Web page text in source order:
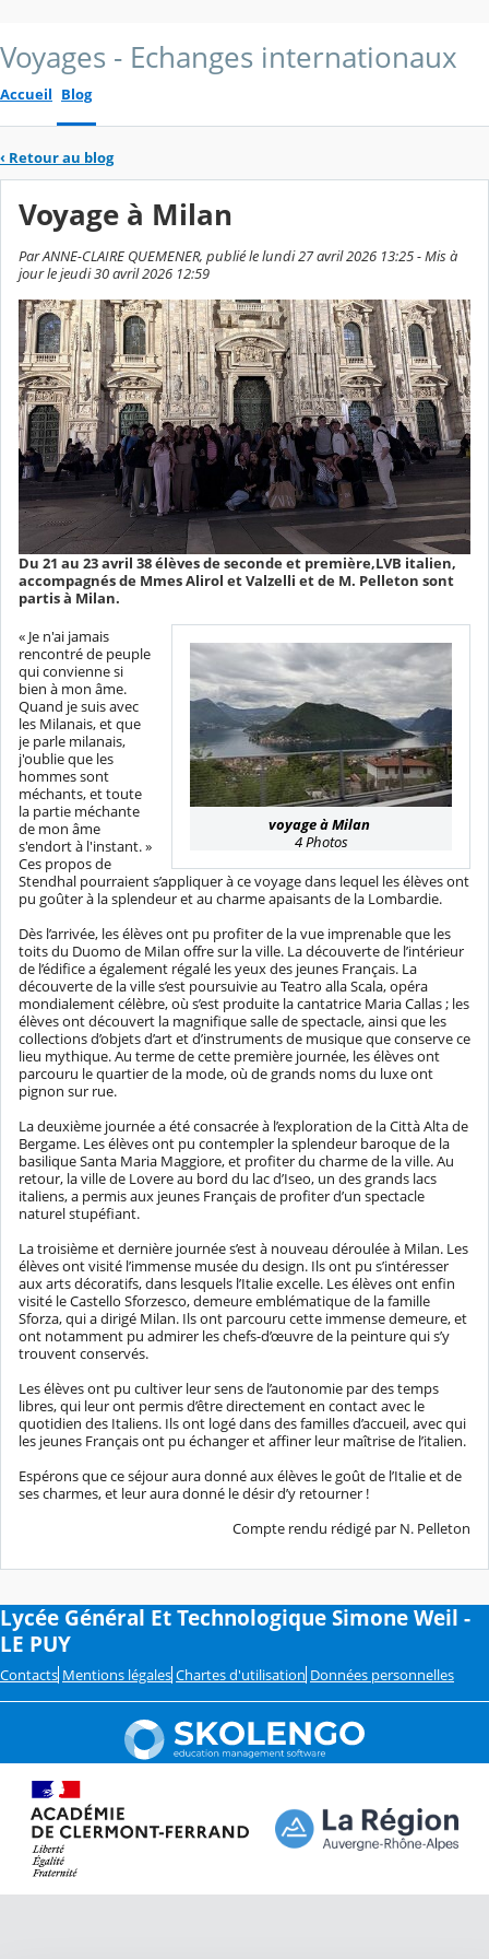
Voyages - Echanges internationaux
Accueil Blog
‹ Retour au blog
Voyage à Milan
Par ANNE-CLAIRE QUEMENER, publié le lundi 27 avril 2026 13:25 - Mis à
jour le jeudi 30 avril 2026 12:59
Du 21 au 23 avril 38 élèves de seconde et première,LVB italien,
accompagnés de Mmes Alirol et Valzelli et de M. Pelleton sont
partis à Milan.
voyage à Milan
4 Photos
« Je n'ai jamais
rencontré de peuple
qui convienne si
bien à mon âme.
Quand je suis avec
les Milanais, et que
je parle milanais,
j'oublie que les
hommes sont
méchants, et toute
la partie méchante
de mon âme
s'endort à l'instant. »
Ces propos de
Stendhal pourraient s’appliquer à ce voyage dans lequel les élèves ont
pu goûter à la splendeur et au charme apaisants de la Lombardie.
Dès l’arrivée, les élèves ont pu profiter de la vue imprenable que les
toits du Duomo de Milan offre sur la ville. La découverte de l’intérieur
de l’édifice a également régalé les yeux des jeunes Français. La
découverte de la ville s’est poursuivie au Teatro alla Scala, opéra
mondialement célèbre, où s’est produite la cantatrice Maria Callas ; les
élèves ont découvert la magnifique salle de spectacle, ainsi que les
collections d’objets d’art et d’instruments de musique que conserve ce
lieu mythique. Au terme de cette première journée, les élèves ont
parcouru le quartier de la mode, où de grands noms du luxe ont
pignon sur rue.
La deuxième journée a été consacrée à l’exploration de la Città Alta de
Bergame. Les élèves ont pu contempler la splendeur baroque de la
basilique Santa Maria Maggiore, et profiter du charme de la ville. Au
retour, la ville de Lovere au bord du lac d’Iseo, un des grands lacs
italiens, a permis aux jeunes Français de profiter d’un spectacle
naturel stupéfiant.
La troisième et dernière journée s’est à nouveau déroulée à Milan. Les
élèves ont visité l’immense musée du design. Ils ont pu s’intéresser
aux arts décoratifs, dans lesquels l’Italie excelle. Les élèves ont enfin
visité le Castello Sforzesco, demeure emblématique de la famille
Sforza, qui a dirigé Milan. Ils ont parcouru cette immense demeure, et
ont notamment pu admirer les chefs-d’œuvre de la peinture qui s’y
trouvent conservés.
Les élèves ont pu cultiver leur sens de l’autonomie par des temps
libres, qui leur ont permis d’être directement en contact avec le
quotidien des Italiens. Ils ont logé dans des familles d’accueil, avec qui
les jeunes Français ont pu échanger et affiner leur maîtrise de l’italien.
Espérons que ce séjour aura donné aux élèves le goût de l’Italie et de
ses charmes, et leur aura donné le désir d’y retourner !
Compte rendu rédigé par N. Pelleton
Lycée Général Et Technologique Simone Weil -
LE PUY
Contacts Mentions légales Chartes d'utilisation Données personnelles